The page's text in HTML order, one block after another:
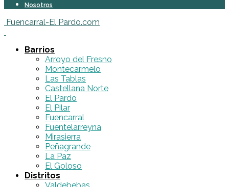
Nosotros
Fuencarral-El Pardo.com
Barrios
Arroyo del Fresno
Montecarmelo
Las Tablas
Castellana Norte
El Pardo
El Pilar
Fuencarral
Fuentelarreyna
Mirasierra
Peñagrande
La Paz
El Goloso
Distritos